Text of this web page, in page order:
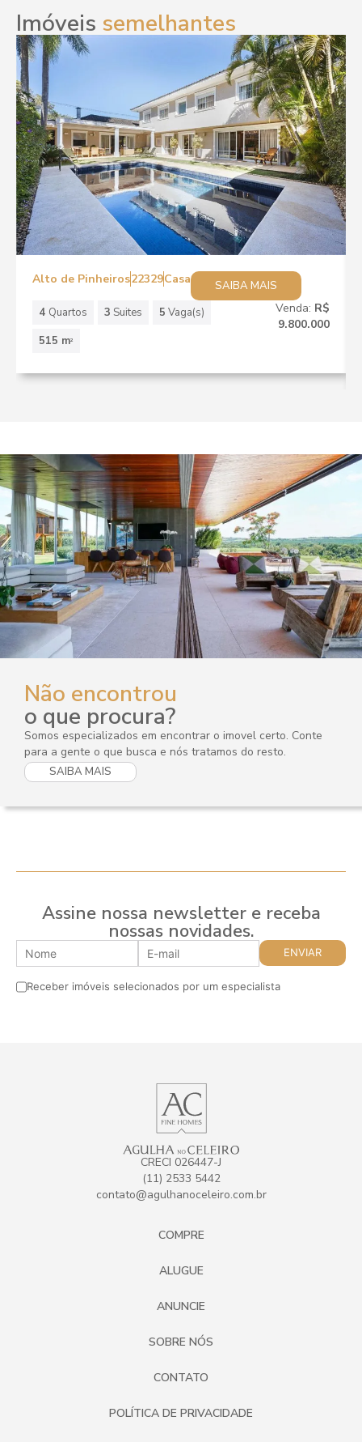
Imóveis semelhantes
Alto de Pinheiros22329Casa
SAIBA MAIS
4 Quartos 3 Suites 5 Vaga(s)
515 m2
Venda: R$
9.800.000
Não encontrou
o que procura?
Somos especializados em encontrar o imovel certo. Conte
para a gente o que busca e nós tratamos do resto.
SAIBA MAIS
Assine nossa newsletter e receba
nossas novidades.
Receber imóveis selecionados por um especialista
CRECI 026447-J
(11) 2533 5442
contato@agulhanoceleiro.com.br
COMPRE
ALUGUE
ANUNCIE
SOBRE NÓS
CONTATO
POLÍTICA DE PRIVACIDADE